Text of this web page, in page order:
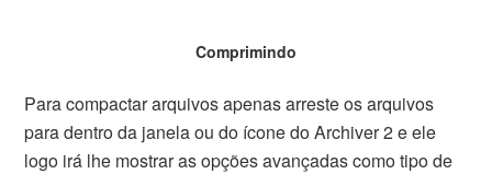
Comprimindo
Para compactar arquivos apenas arreste os arquivos
para dentro da janela ou do ícone do Archiver 2 e ele
logo irá lhe mostrar as opções avançadas como tipo de